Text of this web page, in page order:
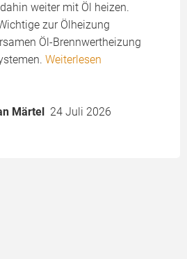
weiter mit Öl heizen.
zur Ölheizung
Öl-Brennwertheizung
Weiterlesen
Märtel 24 Juli 2026